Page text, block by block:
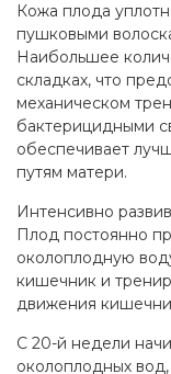
Кожа плода
пушковыми
Наибольшее
складках, что
механическом
бактерицидными
обеспечивает
путям матери.
Интенсивно
Плод постоянно
околоплодную
кишечник и
движения
С 20-й недели
околоплодных